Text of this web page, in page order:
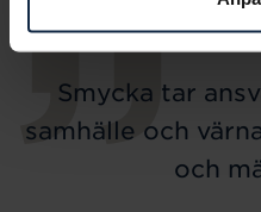
Smycka tar
samhälle och
och